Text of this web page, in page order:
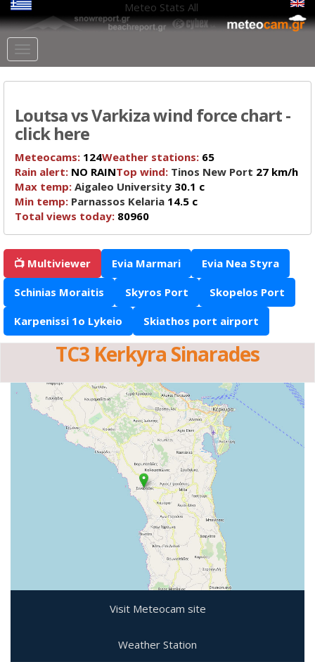
Meteo Stats All
Loutsa vs Varkiza wind force chart -
click here
Meteocams: 124Weather stations: 65
Rain alert: NO RAINTop wind: Tinos New Port 27 km/h
Max temp: Aigaleo University 30.1 c
Min temp: Parnassos Kelaria 14.5 c
Total views today: 80960
📺 Multiviewer Evia Marmari Evia Nea Styra
Schinias Moraitis Skyros Port Skopelos Port
Karpenissi 1o Lykeio Skiathos port airport
TC3 Kerkyra Sinarades
Visit Meteocam site
Weather Station